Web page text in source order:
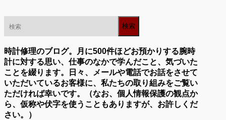
時計修理のブログ。月に500件ほどお預かりする腕時
計に対する思い、仕事のなかで学んだこと、気づいた
ことを綴ります。日々、メールや電話でお話をさせて
いただいているお客様に、私たちの取り組みをご覧い
ただければ幸いです。（なお、個人情報保護の観点か
ら、仮称や伏字を使うこともありますが、お許しくだ
さい。）